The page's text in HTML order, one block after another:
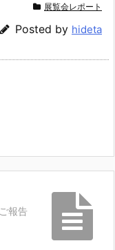
展覧会レポート
Posted by hideta
ご報告